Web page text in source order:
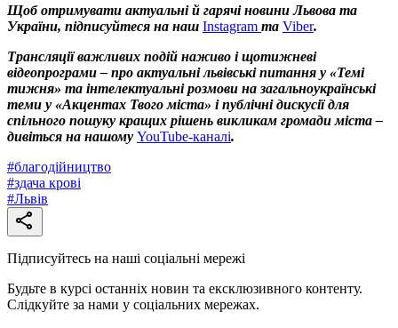
Щоб отримувати актуальні й гарячі новини Львова та
України, підписуйтеся на наш Instagram та Viber.
Трансляції важливих подій наживо і щотижневі
відеопрограми – про актуальні львівські питання у «Темі
тижня» та інтелектуальні розмови на загальноукраїнські
теми у «Акцентах Твого міста» і публічні дискусії для
спільного пошуку кращих рішень викликам громади міста –
дивіться на нашому YouTube-каналі.
#благодійництво
#здача крові
#Львів
Підписуйтесь на наші соціальні мережі
Будьте в курсі останніх новин та ексклюзивного контенту.
Слідкуйте за нами у соціальних мережах.